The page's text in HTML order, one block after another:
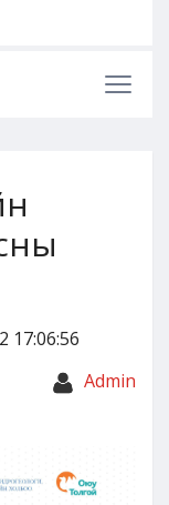
17:06:56
Admin